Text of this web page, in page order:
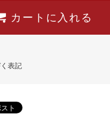
カートに入れる
表記